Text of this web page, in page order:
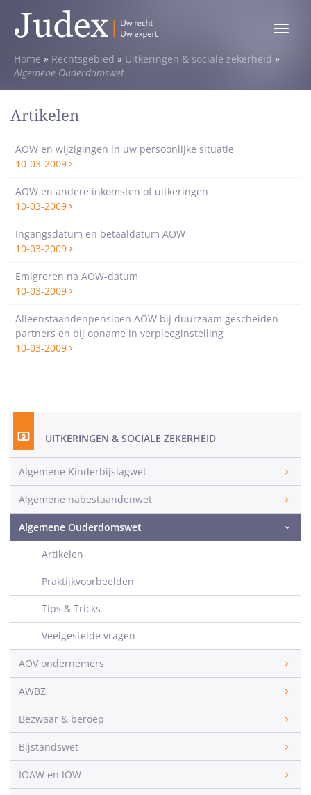
Toggle
Home » Rechtsgebied » Uitkeringen & sociale zekerheid »
Algemene Ouderdomswet
Artikelen
AOW en wijzigingen in uw persoonlijke situatie
10-03-2009
AOW en andere inkomsten of uitkeringen
10-03-2009
Ingangsdatum en betaaldatum AOW
10-03-2009
Emigreren na AOW-datum
10-03-2009
Alleenstaandenpensioen AOW bij duurzaam gescheiden
partners en bij opname in verpleeginstelling
10-03-2009
UITKERINGEN & SOCIALE ZEKERHEID
Algemene Kinderbijslagwet
Algemene nabestaandenwet
Algemene Ouderdomswet
Artikelen
Praktijkvoorbeelden
Tips & Tricks
Veelgestelde vragen
AOV ondernemers
AWBZ
Bezwaar & beroep
Bijstandswet
IOAW en IOW